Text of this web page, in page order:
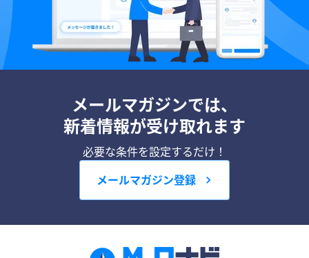
メールマガジンでは、
新着情報が受け取れます
必要な条件を設定するだけ！
メールマガジン登録